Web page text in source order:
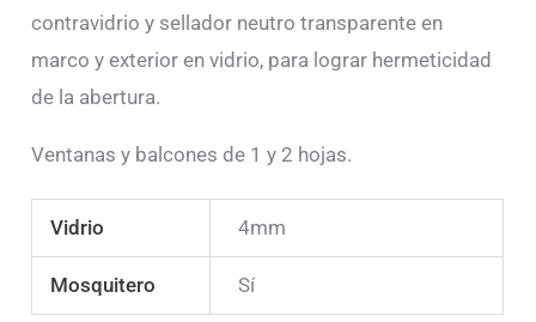
contravidrio y sellador neutro transparente en
marco y exterior en vidrio, para lograr hermeticidad
de la abertura.
Ventanas y balcones de 1 y 2 hojas.
Vidrio 4mm
Mosquitero Sí